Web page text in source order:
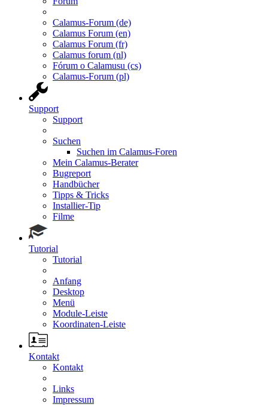
Calamus-Forum (de)
Calamus Forum (en)
Calamus Forum (fr)
Calamus forum (nl)
Fórum o Calamusu (cs)
Calamus-Forum (pl)
Support
Support
Suchen
Suchen im Calamus-Foren
Mein Calamus-Berater
Bugreport
Handbücher
Tipps & Tricks
Installier-Tip
Filme
Tutorial
Tutorial
Anfang
Desktop
Menü
Module-Leiste
Koordinaten-Leiste
Kontakt
Kontakt
Links
Impressum